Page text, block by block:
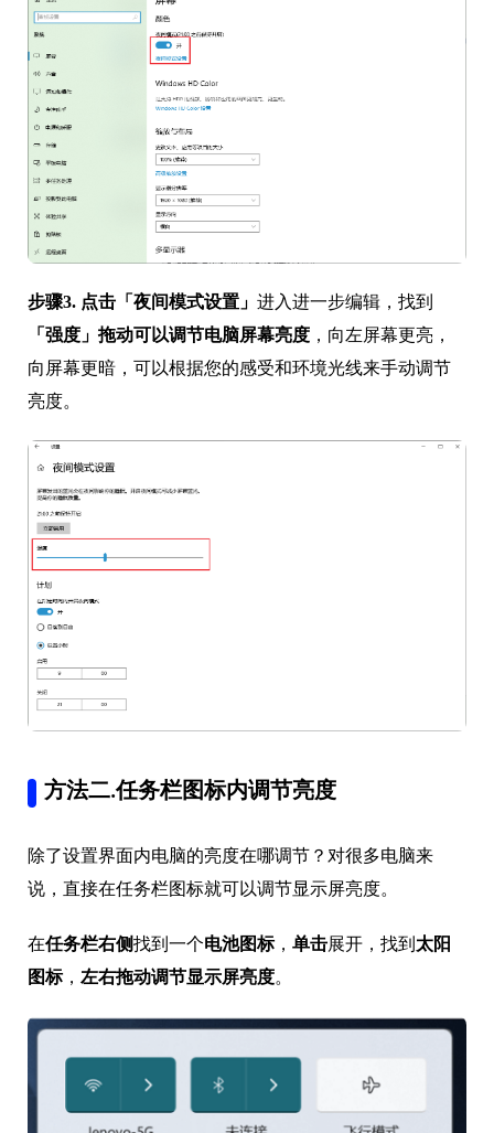
步骤3. 点击「夜间模式设置」 进入进一步编辑，找到
「强度」 拖动可以调节电脑屏幕亮度 ，向左屏幕更亮，
向屏幕更暗，可以根据您的感受和环境光线来手动调节
亮度。
方法二.任务栏图标内调节亮度
除了设置界面内电脑的亮度在哪调节？对很多电脑来
说，直接在任务栏图标就可以调节显示屏亮度。
在任务栏右侧找到一个电池图标， 单击展开，找到 太阳
图标， 左右拖动调节显示屏亮度。